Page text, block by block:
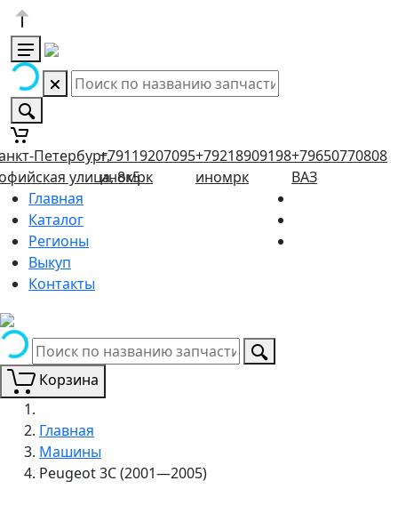
Петербург,
улица, 8к5
+79119207095
иномрк
+79218909198
иномрк
+79650770808
ВАЗ
Главная
Каталог
Регионы
Выкуп
Контакты
Корзина
Главная
Машины
Peugeot 3C (2001—2005)